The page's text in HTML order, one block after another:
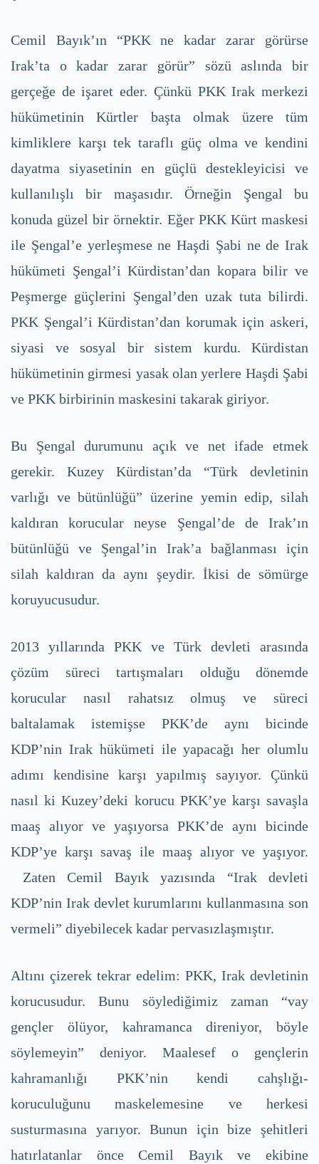
Cemil Bayık’ın “PKK ne kadar zarar görürse
Irak’ta o kadar zarar görür” sözü aslında bir
gerçeğe de işaret eder. Çünkü PKK Irak merkezi
hükümetinin Kürtler başta olmak üzere tüm
kimliklere karşı tek taraflı güç olma ve kendini
dayatma siyasetinin en güçlü destekleyicisi ve
kullanılışlı bir maşasıdır. Örneğin Şengal bu
konuda güzel bir örnektir. Eğer PKK Kürt maskesi
ile Şengal’e yerleşmese ne Haşdi Şabi ne de Irak
hükümeti Şengal’i Kürdistan’dan kopara bilir ve
Peşmerge güçlerini Şengal’den uzak tuta bilirdi.
PKK Şengal’i Kürdistan’dan korumak için askeri,
siyasi ve sosyal bir sistem kurdu. Kürdistan
hükümetinin girmesi yasak olan yerlere Haşdi Şabi
ve PKK birbirinin maskesini takarak giriyor.
Bu Şengal durumunu açık ve net ifade etmek
gerekir. Kuzey Kürdistan’da “Türk devletinin
varlığı ve bütünlüğü” üzerine yemin edip, silah
kaldıran korucular neyse Şengal’de de Irak’ın
bütünlüğü ve Şengal’in Irak’a bağlanması için
silah kaldıran da aynı şeydir. İkisi de sömürge
koruyucusudur.
2013 yıllarında PKK ve Türk devleti arasında
çözüm süreci tartışmaları olduğu dönemde
korucular nasıl rahatsız olmuş ve süreci
baltalamak istemişse PKK’de aynı bicinde
KDP’nin Irak hükümeti ile yapacağı her olumlu
adımı kendisine karşı yapılmış sayıyor. Çünkü
nasıl ki Kuzey’deki korucu PKK’ye karşı savaşla
maaş alıyor ve yaşıyorsa PKK’de aynı bicinde
KDP’ye karşı savaş ile maaş alıyor ve yaşıyor.
Zaten Cemil Bayık yazısında “Irak devleti
KDP’nin Irak devlet kurumlarını kullanmasına son
vermeli” diyebilecek kadar pervasızlaşmıştır.
Altını çizerek tekrar edelim: PKK, Irak devletinin
korucusudur. Bunu söylediğimiz zaman “vay
gençler ölüyor, kahramanca direniyor, böyle
söylemeyin” deniyor. Maalesef o gençlerin
kahramanlığı PKK’nin kendi cahşlığı-
koruculuğunu maskelemesine ve herkesi
susturmasına yarıyor. Bunun için bize şehitleri
hatırlatanlar önce Cemil Bayık ve ekibine